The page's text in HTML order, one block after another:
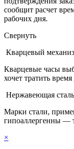
сообщит расчет
рабочих дня.
Свернуть
Кварцевый
Кварцевые часы
хочет тратить
Нержавеющая
Марки стали,
гипоаллергенны —
×